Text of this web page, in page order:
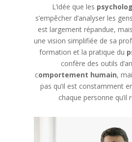
L’idée que les
s’empêcher d’analyser les
est largement répandue,
une vision simplifiée de sa
formation et la pratique du
confère des outils
comportement humain,
pas qu’il est constamment
chaque personne qu’il